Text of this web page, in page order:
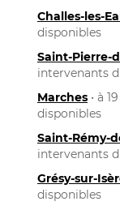
Challes-les-
disponibles
Saint-Pierre-
intervenants
Marches • à
disponibles
Saint-Rémy-
intervenants
Grésy-sur-
disponibles